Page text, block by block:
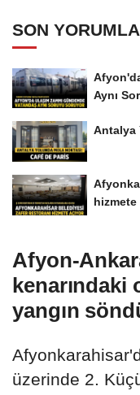
SON
Aynı
Antalya
hizmete
Afyon-
kenarındaki
yangın
üzerinde 2.